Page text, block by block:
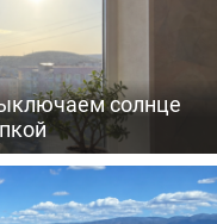
солнце